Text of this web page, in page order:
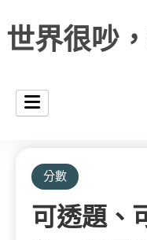
世界很吵
分數
可透題、